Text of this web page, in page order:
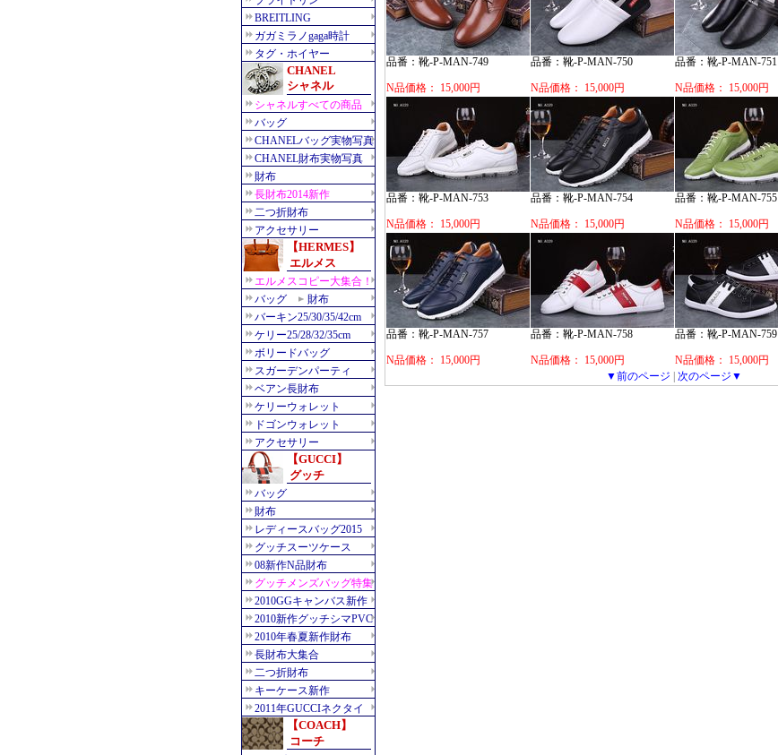
品番：靴-P-MAN-749
N品価格： 15,000円
品番：靴-P-MAN-750
N品価格： 15,000円
品番：靴-P-MAN-751
N品価格： 15,000円
品番：靴-P-MAN-753
N品価格： 15,000円
品番：靴-P-MAN-754
N品価格： 15,000円
品番：靴-P-MAN-755
N品価格： 15,000円
品番：靴-P-MAN-757
N品価格： 15,000円
品番：靴-P-MAN-758
N品価格： 15,000円
品番：靴-P-MAN-759
N品価格： 15,000円
▼前のページ
次のページ▼